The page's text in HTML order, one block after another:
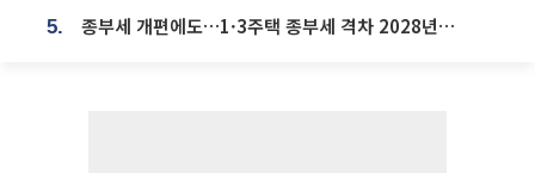
5. 종부세 개편에도…1·3주택 종부세 격차 2028년부터 확대